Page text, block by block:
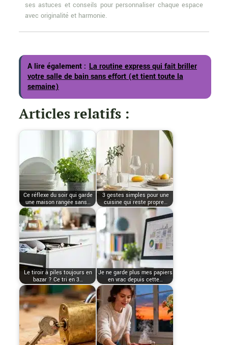
ses astuces et conseils pour personnaliser chaque espace
avec originalité et harmonie.
A lire également : La routine express qui fait briller
votre salle de bain sans effort (et tient toute la
semaine)
Articles relatifs :
Ce réflexe du soir qui garde
une maison rangée sans…
3 gestes simples pour une
cuisine qui reste propre…
Le tiroir à piles toujours en
bazar ? Ce tri en 3…
Je ne garde plus mes papiers
en vrac depuis cette…